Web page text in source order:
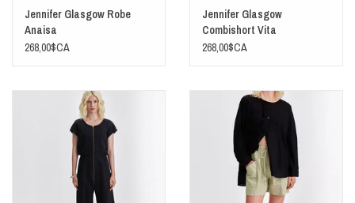
Jennifer Glasgow Robe
Anaisa
268,00$CA
Jennifer Glasgow
Combishort Vita
268,00$CA